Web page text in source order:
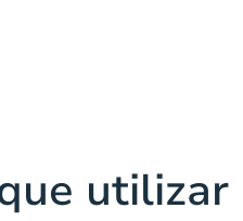
utilizar